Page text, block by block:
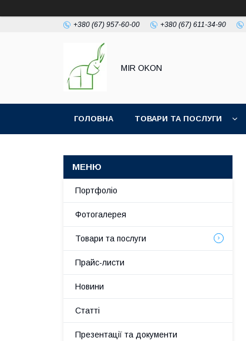
+380 (67) 957-60-00 +380 (67) 611-34-90
MIR OKON
ГОЛОВНА ТОВАРИ ТА ПОСЛУГИ
Портфоліо
Фотогалерея
Товари та послуги
Прайс-листи
Новини
Статті
Презентації та документи